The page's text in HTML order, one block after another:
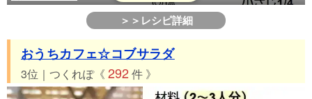
＞＞レシピ詳細
おうちカフェ☆コブサラダ
3位｜つくれぽ《 292 件 》